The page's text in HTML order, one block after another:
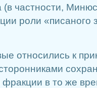
(в частности,
роли «писаного
относились к
в то же